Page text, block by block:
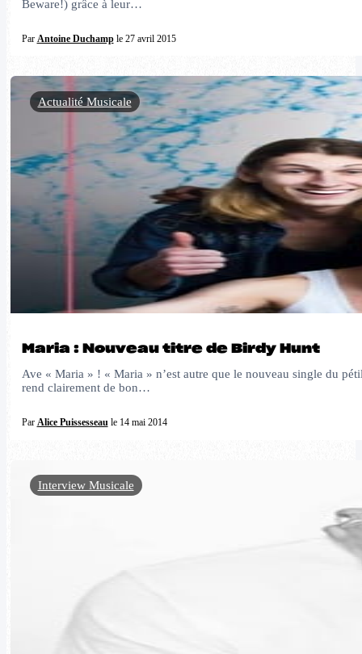
Beware!) grâce à leur…
Par Antoine Duchample 27 avril 2015
Maria : Nouveau titre de Birdy Hunt
Ave « Maria » ! « Maria » n’est autre que le nouveau single du
rend clairement de bon…
Par Alice Puissesseaule 14 mai 2014
Actualité Musicale
Interview Musicale